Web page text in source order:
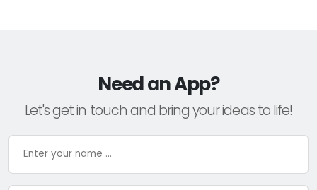
Need an App?
Let's get in touch and bring your ideas to life!